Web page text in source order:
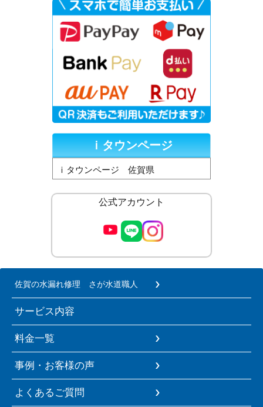
ｉタウンページ
ｉタウンページ 佐賀県
公式アカウント
佐賀の水漏れ修理 さが水道職人
サービス内容
料金一覧
事例・お客様の声
よくあるご質問